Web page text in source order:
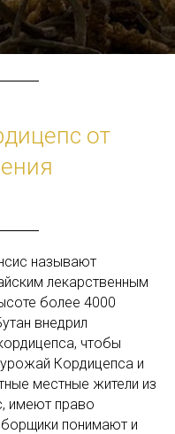
от
называют
лекарственным
более 4000
внедрил
чтобы
Кордицепса и
местные жители из
имеют право
понимают и